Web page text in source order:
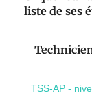
liste de ses
TSS-AP -